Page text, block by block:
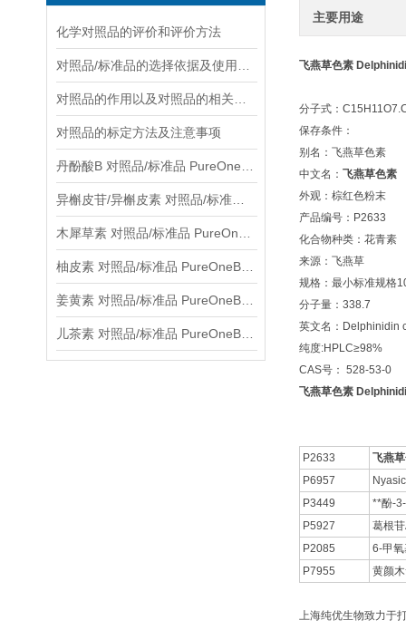
化学对照品的评价和评价方法
对照品的标定方法及注意事项
主要用途
飞燕草色素
分子式：
保存条件：
别名：飞燕草色素
中文名： 飞燕草色素
外观：棕红色粉末
产品编号：P2633
化合物种类：花青素
来源：飞燕草
规格：最小标准规格
分子量：338.7
英文名：Delphinidin
纯度:HPLC≥98%
CAS号： 528-53-0
飞燕草色素
P2633
飞燕
P6957
P3449
**酚-
P5927
葛根
P2085
6-甲
P7955
黄颜
上海纯优生物致力于